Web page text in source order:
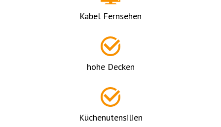
Kabel Fernsehen
hohe Decken
Küchenutensilien